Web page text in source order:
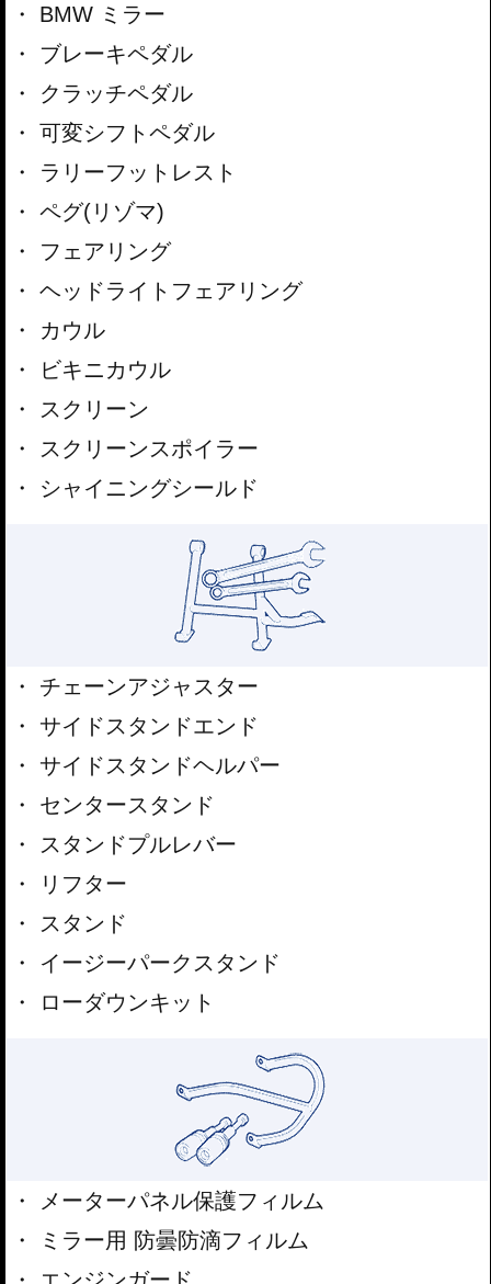
BMW ミラー
ブレーキペダル
クラッチペダル
可変シフトペダル
ラリーフットレスト
ペグ(リゾマ)
フェアリング
ヘッドライトフェアリング
カウル
ビキニカウル
スクリーン
スクリーンスポイラー
シャイニングシールド
チェーンアジャスター
サイドスタンドエンド
サイドスタンドヘルパー
センタースタンド
スタンドプルレバー
リフター
スタンド
イージーパークスタンド
ローダウンキット
メーターパネル保護フィルム
ミラー用 防曇防滴フィルム